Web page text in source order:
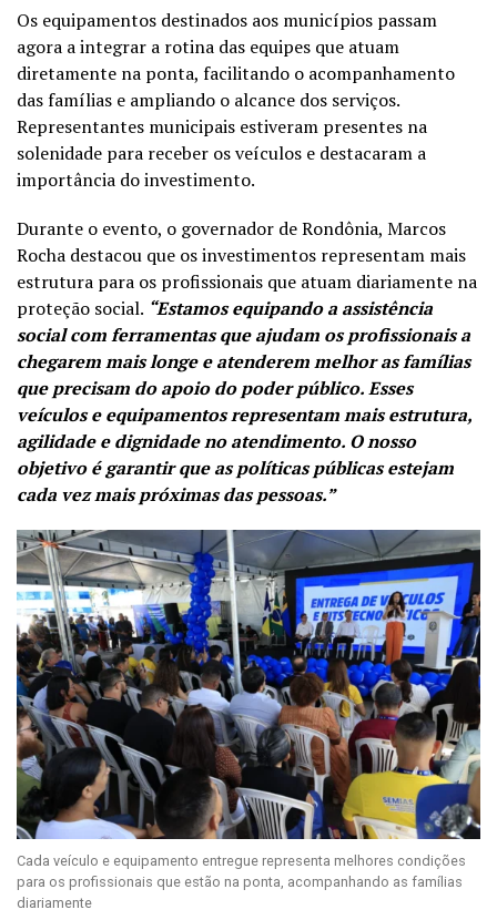
Os equipamentos destinados aos municípios passam
agora a integrar a rotina das equipes que atuam
diretamente na ponta, facilitando o acompanhamento
das famílias e ampliando o alcance dos serviços.
Representantes municipais estiveram presentes na
solenidade para receber os veículos e destacaram a
importância do investimento.
Durante o evento, o governador de Rondônia, Marcos
Rocha destacou que os investimentos representam mais
estrutura para os profissionais que atuam diariamente na
proteção social. “Estamos equipando a assistência
social com ferramentas que ajudam os profissionais a
chegarem mais longe e atenderem melhor as famílias
que precisam do apoio do poder público.Esses
veículos e equipamentos representam mais estrutura,
agilidade e dignidade no atendimento. O nosso
objetivo é garantir que as políticas públicas estejam
cada vez mais próximas das pessoas.”
Cada veículo e equipamento entregue representa melhores condições
para os profissionais que estão na ponta, acompanhando as famílias
diariamente